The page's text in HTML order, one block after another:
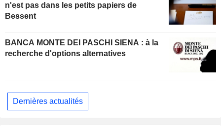
n'est pas dans les petits papiers de
Bessent
BANCA MONTE DEI PASCHI SIENA : à la
recherche d'options alternatives
Dernières actualités